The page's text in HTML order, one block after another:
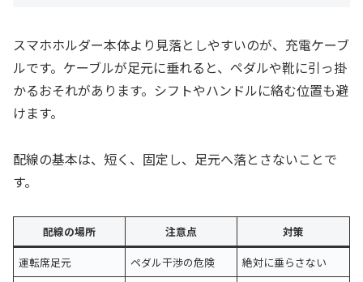
スマホホルダー本体より見落としやすいのが、充電ケーブ
ルです。ケーブルが足元に垂れると、ペダルや靴に引っ掛
かるおそれがあります。シフトやハンドルに絡む位置も避
けます。
配線の基本は、短く、固定し、足元へ落とさないことで
す。
配線の場所 注意点
対策
運転席足元
ペダル干渉の危険
絶対に垂らさない